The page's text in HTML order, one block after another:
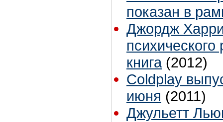
показан в
Джордж
книга (2012)
Coldplay
июня (2011)
Джульетт